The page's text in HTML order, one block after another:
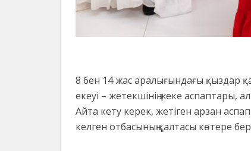
8 бен 14 жас аралығындағы қыздар
екеуі – жетекшінің жеке аспаптары,
Айта кету керек, жетіген арзан
келген отбасының қалтасы көтере